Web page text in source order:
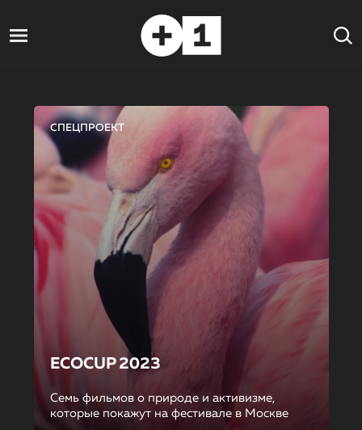
СПЕЦПРОЕКТ
ECOCUP 2023
Семь фильмов о природе и активизме,
которые покажут на фестивале в Москве